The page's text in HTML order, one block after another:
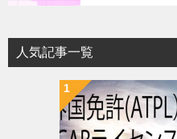
人気記事一覧